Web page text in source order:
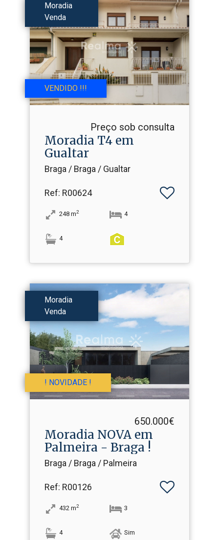
Moradia
Venda
VENDIDO !!!
Preço sob consulta
Moradia T4 em
Gualtar
Braga / Braga / Gualtar
Ref: R00624
248 m2 4
4
Moradia
Venda
! NOVIDADE !
650.000€
Moradia NOVA em
Palmeira - Braga !
Braga / Braga / Palmeira
Ref: R00126
432 m2 3
4 Sim